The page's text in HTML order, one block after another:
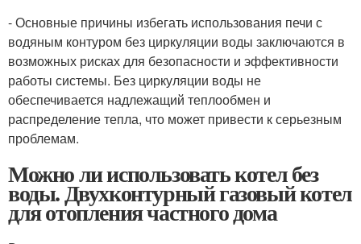
- Основные причины избегать использования печи с
водяным контуром без циркуляции воды заключаются в
возможных рисках для безопасности и эффективности
работы системы. Без циркуляции воды не
обеспечивается надлежащий теплообмен и
распределение тепла, что может привести к серьезным
проблемам.
Можно ли использовать котел без
воды. Двухконтурный газовый котел
для отопления частного дома